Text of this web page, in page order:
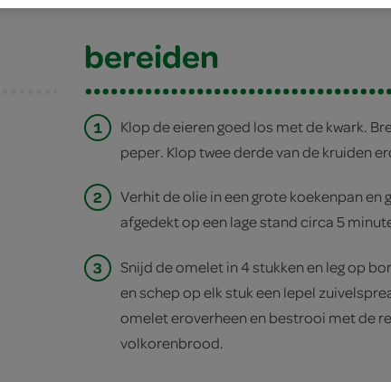
bereiden
1
Klop de eieren goed los met de kwark.
peper. Klop twee derde van de kruiden
2
Verhit de olie in een grote koekenpan en
afgedekt op een lage stand circa 5
3
Snijd de omelet in 4 stukken en leg op
en schep op elk stuk een lepel
omelet eroverheen en bestrooi met de
volkorenbrood.